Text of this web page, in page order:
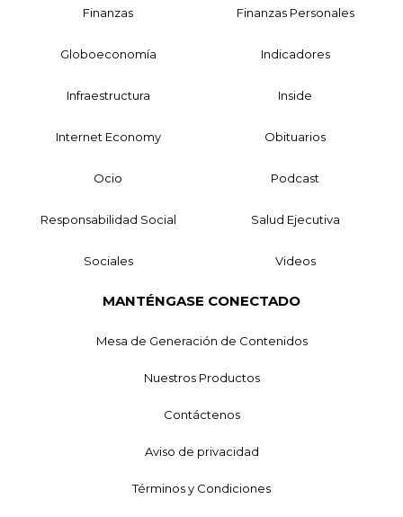
Finanzas Finanzas Personales
Globoeconomía Indicadores
Infraestructura Inside
Internet Economy Obituarios
Ocio Podcast
Responsabilidad Social Salud Ejecutiva
Sociales Videos
MANTÉNGASE CONECTADO
Mesa de Generación de Contenidos
Nuestros Productos
Contáctenos
Aviso de privacidad
Términos y Condiciones